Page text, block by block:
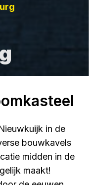
in de
bouwkavels
midden in de
maakt!